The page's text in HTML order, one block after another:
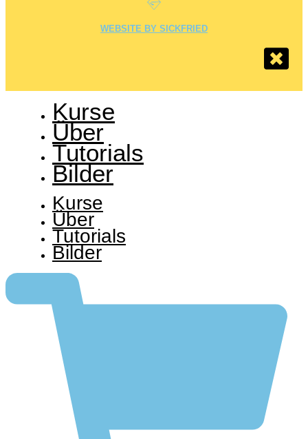
WEBSITE BY SICKFRIED
Kurse
Über
Tutorials
Bilder
Kurse
Über
Tutorials
Bilder